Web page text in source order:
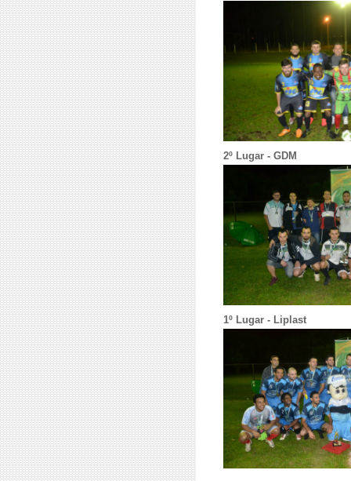
2º Lugar - GDM
1º Lugar - Liplast